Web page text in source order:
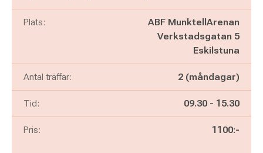
Plats:
ABF MunktellArenan
Verkstadsgatan 5
Eskilstuna
Antal träffar: 2 (måndagar)
Tid: Pågår mellan
09.30 - och
15.30
Pris: 1100:-